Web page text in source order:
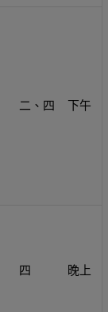
二、四 下午
四 晚上